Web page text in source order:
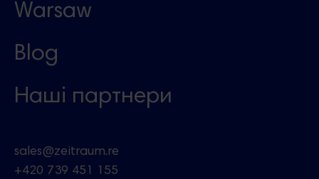
Warsaw
Blog
Наші партнери
sales@zeitraum.re
+420 739 451 155